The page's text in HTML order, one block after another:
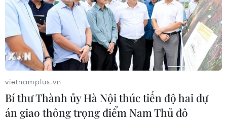
thất vật chất.
vietnamplus.vn
Bí thư Thành ủy Hà Nội thúc tiến độ hai dự
án giao thông trọng điểm Nam Thủ đô